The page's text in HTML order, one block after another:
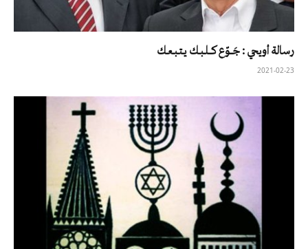
رسالة أويحي : جَــوّع كــلـبـك يـتـبـعـك
2021-02-23